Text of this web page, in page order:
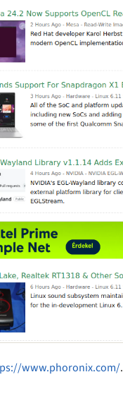
www.phoronix.com/.